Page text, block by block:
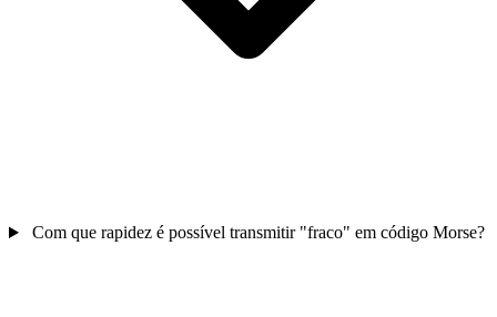
Com que rapidez é possível transmitir "fraco" em código Morse?